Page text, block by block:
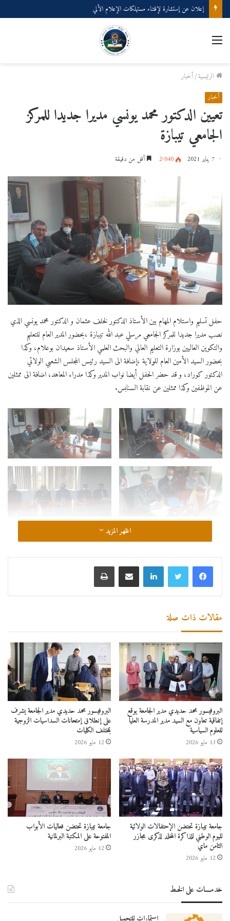
إعلان عن إستشارة لإقتناء مستهلكات الإعلام الألي
القائمة
الرئيسية/أخبار
أخبار
تعيين الدكتور محمد يونسي مديرا جديدا للمركز
الجامعي تيبازة
7 يناير 2021 2٬040 أقل من دقيقة
حفل تسليم واستلام المهام بين الأستاذ الدكتور لخلف عثمان و الدكتور محمد يونسي الذي
نصب مديرا جديدا للمركز الجامعي مرسلي عبد الله تيبازة ،بحضور المدير العام للتعليم
والتكوين العاليين بوزارة التعليم العالي والبحث العلمي الأستاذ سعيدان بوعلام، وكذا
بحضور السيد الأمين العام للولاية ،إضافة الى السيد رئيس المجلس الشعبي الولائي
الدكتور كوراد، و قد حضر الحفل أيضا نواب المدير وكذا مدراء المعاهد، اضافة الى ممثلين
عن الموظفين وكذا ممثلين عن نقابة السنابس.
الدكتور محمد يونسي
تيبازة
اظهر المزيد
لينكدإن مشاركة عبر البريد طباعة
مقالات ذات صلة
البروفيسور محمد حديدي مدير الجامعة يوقع
إتفاقية تعاون مع السيد مدير المدرسة العليا
للعلوم السياسية
13 مايو 2026
البروفيسور محمد حديدي مدير الجامعة يشرف
على إنطلاق إمتحانات السداسيات الزوجية
بمختلف الكليات
12 مايو 2026
جامعة تيبازة تحتضن الإحتفالات الولائية
لليوم الوطني للذاكرة المخلد لذكرى مجازر
الثامن ماي
12 مايو 2026
جامعة تيبازة تحتضن فعاليات الأبواب
المفتوحة على المكتبة البرلمانية
12 مايو 2026
خدمــــات على الخـط